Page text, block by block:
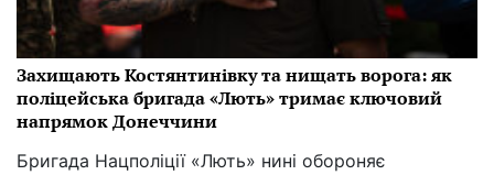
Захищають Костянтинівку та нищать ворога: як
поліцейська бригада «Лють» тримає ключовий
напрямок Донеччини
Бригада Нацполіції «Лють» нині обороняє